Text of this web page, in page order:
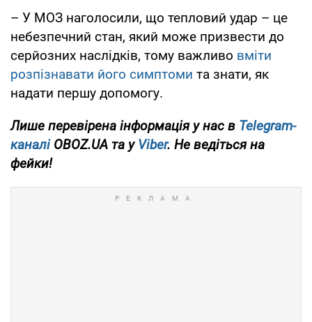
– У МОЗ наголосили, що тепловий удар – це
небезпечний стан, який може призвести до
серйозних наслідків, тому важливо вміти
розпізнавати його симптоми та знати, як
надати першу допомогу.
Лише перевірена інформація у нас в Telegram-
каналіOBOZ.UA та уViber. Не ведіться на
фейки!